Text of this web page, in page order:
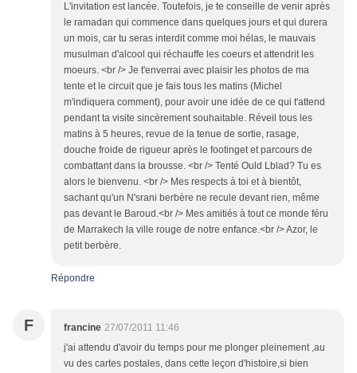
L'invitation est lancée. Toutefois, je te conseille de venir après
le ramadan qui commence dans quelques jours et qui durera
un mois, car tu seras interdit comme moi hélas, le mauvais
musulman d'alcool qui réchauffe les coeurs et attendrit les
moeurs. <br /> Je t'enverrai avec plaisir les photos de ma
tente et le circuit que je fais tous les matins (Michel
m'indiquera comment), pour avoir une idée de ce qui t'attend
pendant ta visite sincèrement souhaitable. Réveil tous les
matins à 5 heures, revue de la tenue de sortie, rasage,
douche froide de rigueur après le footinget et parcours de
combattant dans la brousse. <br /> Tenté Ould Lblad? Tu es
alors le bienvenu. <br /> Mes respects à toi et à bientôt,
sachant qu'un N'srani berbère ne recule devant rien, même
pas devant le Baroud.<br /> Mes amitiés à tout ce monde féru
de Marrakech la ville rouge de notre enfance.<br /> Azor, le
petit berbère.
Répondre
F francine 27/07/2011 11:46
j'ai attendu d'avoir du temps pour me plonger pleinement ,au
vu des cartes postales, dans cette leçon d'histoire,si bien